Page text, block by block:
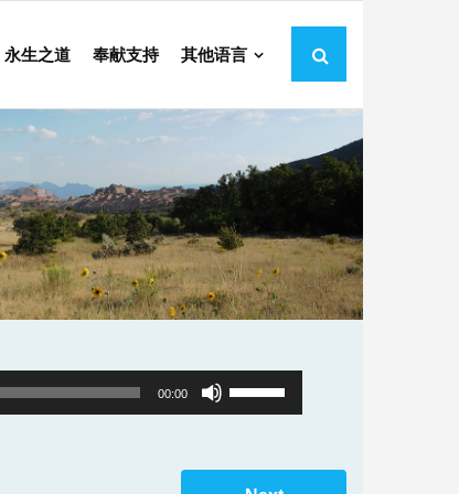
永生之道 奉献支持 其他语言
00:00
Use
Up/Down